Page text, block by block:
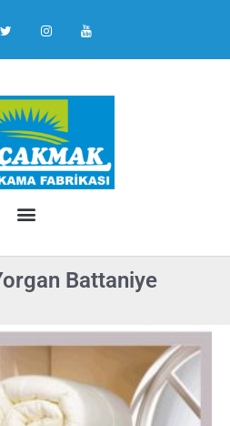
Battaniye